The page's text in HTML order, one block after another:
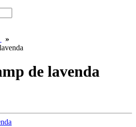
»
de lavenda